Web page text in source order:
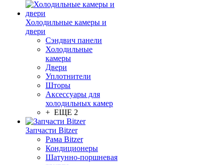
Холодильные камеры и
двери
Сэндвич панели
Холодильные
камеры
Двери
Уплотнители
Шторы
Аксессуары для
холодильных камер
+ ЕЩЕ 2
Запчасти Bitzer
Рама Bitzer
Кондиционеры
Шатунно-поршневая